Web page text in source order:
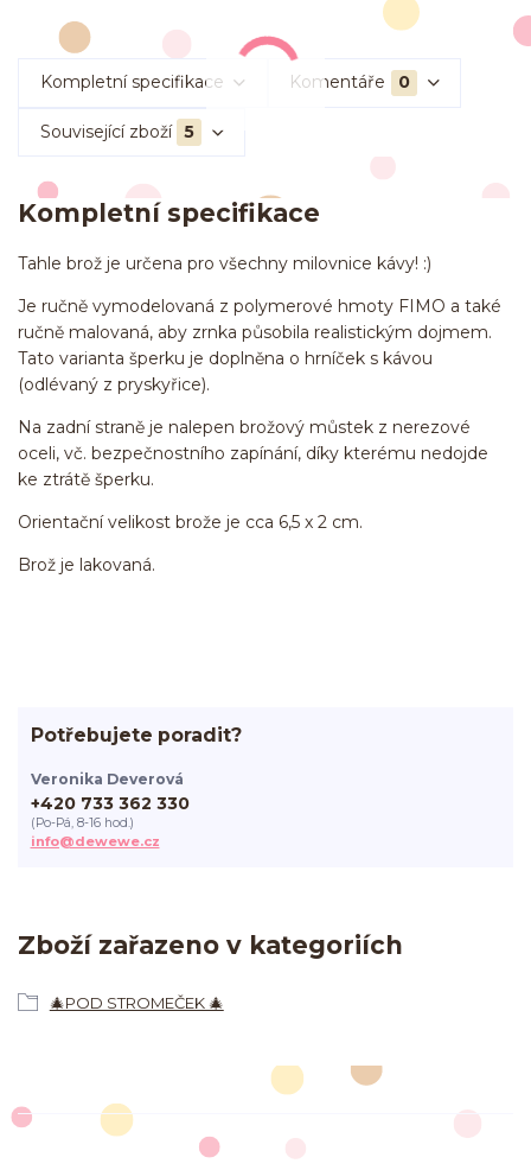
Kompletní specifikace Komentáře 0
Související zboží 5
Kompletní specifikace
Tahle brož je určena pro všechny milovnice kávy! :)
Je ručně vymodelovaná z polymerové hmoty FIMO a také
ručně malovaná, aby zrnka působila realistickým dojmem.
Tato varianta šperku je doplněna o hrníček s kávou
(odlévaný z pryskyřice).
Na zadní straně je nalepen brožový můstek z nerezové
oceli, vč. bezpečnostního zapínání, díky kterému nedojde
ke ztrátě šperku.
Orientační velikost brože je cca 6,5 x 2 cm.
Brož je lakovaná.
Zboží zařazeno v kategoriích
🎄POD STROMEČEK 🎄
Potřebujete poradit?
Veronika Deverová
+420 733 362 330
(Po-Pá, 8-16 hod.)
info@dewewe.cz